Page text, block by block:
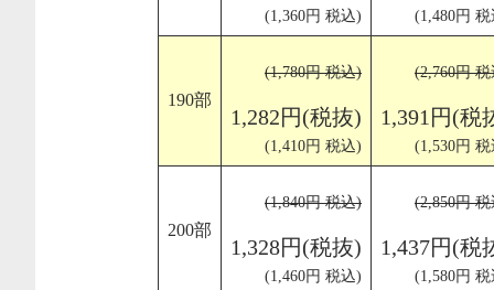
(1,360円 税込) (1,480円
190部
(1,780円 税込)
1,282円(税抜)
(1,410円 税込)
(2,760円
1,391円(税
(1,530円
200部
(1,840円 税込)
1,328円(税抜)
(1,460円 税込)
(2,850円
1,437円(税
(1,580円